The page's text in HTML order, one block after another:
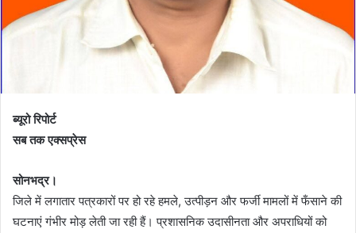
ब्यूरो रिपोर्ट
सब तक एक्सप्रेस
सोनभद्र।
जिले में लगातार पत्रकारों पर हो रहे हमले, उत्पीड़न और फर्जी मामलों में फँसाने की
घटनाएं गंभीर मोड़ लेती जा रही हैं। प्रशासनिक उदासीनता और अपराधियों को